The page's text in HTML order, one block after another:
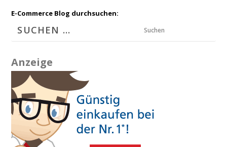
E-Commerce Blog durchsuchen:
Suchen
Anzeige